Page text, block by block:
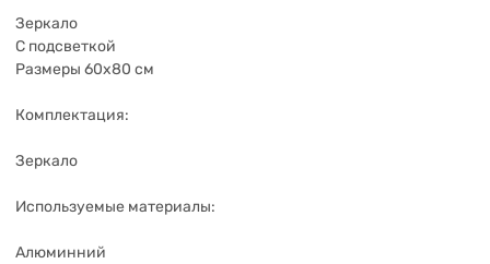
Зеркало
С подсветкой
Размеры 60х80 см
Комплектация:
Зеркало
Используемые материалы:
Алюминний